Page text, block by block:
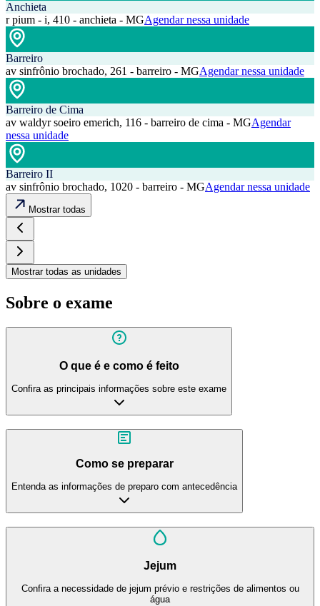
Anchieta
r pium - i, 410 - anchieta - MGAgendar nessa unidade
Barreiro
av sinfrônio brochado, 261 - barreiro - MGAgendar nessa unidade
Barreiro de Cima
av waldyr soeiro emerich, 116 - barreiro de cima - MGAgendar
nessa unidade
Barreiro II
av sinfrônio brochado, 1020 - barreiro - MGAgendar nessa unidade
Mostrar todas
Mostrar todas as unidades
Sobre o exame
O que é e como é feito
Confira as principais informações sobre este exame
Como se preparar
Entenda as informações de preparo com antecedência
Jejum
Confira a necessidade de jejum prévio e restrições de alimentos ou
água